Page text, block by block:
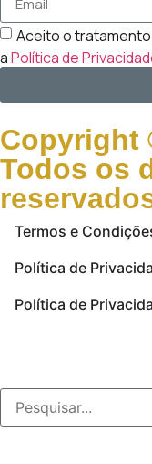
Aceito o
aPolítica de
Copyright
Todos os
Termos e
Política de
Política de